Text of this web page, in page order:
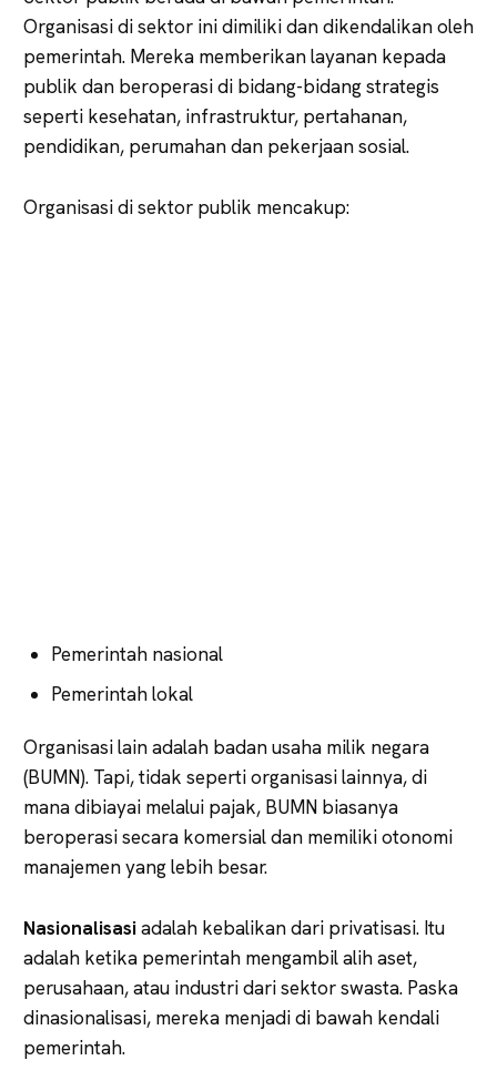
Organisasi di sektor ini dimiliki dan dikendalikan oleh
pemerintah. Mereka memberikan layanan kepada
publik dan beroperasi di bidang-bidang strategis
seperti kesehatan, infrastruktur, pertahanan,
pendidikan, perumahan dan pekerjaan sosial.
Organisasi di sektor publik mencakup:
Pemerintah nasional
Pemerintah lokal
Organisasi lain adalah badan usaha milik negara
(BUMN). Tapi, tidak seperti organisasi lainnya, di
mana dibiayai melalui pajak, BUMN biasanya
beroperasi secara komersial dan memiliki otonomi
manajemen yang lebih besar.
Nasionalisasiadalah kebalikan dari privatisasi. Itu
adalah ketika pemerintah mengambil alih aset,
perusahaan, atau industri dari sektor swasta. Paska
dinasionalisasi, mereka menjadi di bawah kendali
pemerintah.